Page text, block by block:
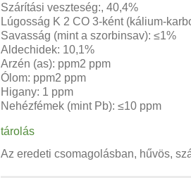
Szárítási veszteség:, 40,4%
Lúgosság K 2 CO 3-ként (kálium-
Savasság (mint a szorbinsav): ≤1%
Aldechidek: 10,1%
Arzén (as): ppm2 ppm
Ólom: ppm2 ppm
Higany: 1 ppm
Nehézfémek (mint Pb): ≤10 ppm
tárolás
Az eredeti csomagolásban, hűvös,